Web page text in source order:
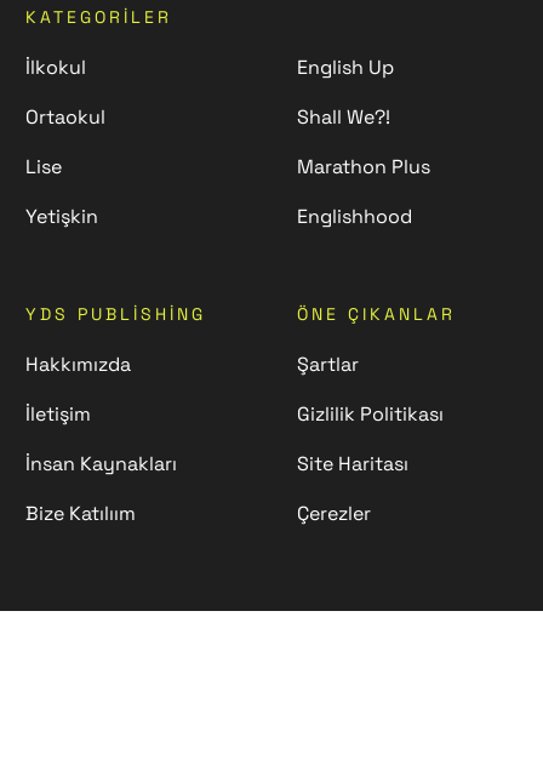
KATEGORILER
İlkokul
Ortaokul
Lise
Yetişkin
English Up
Shall We?!
Marathon Plus
Englishhood
YDS PUBLISHING
Hakkımızda
İletişim
İnsan Kaynakları
Bize Katılıım
ÖNE ÇIKANLAR
Şartlar
Gizlilik Politikası
Site Haritası
Çerezler